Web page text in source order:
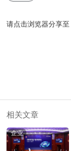
请点击浏览器分享至
相关文章
企业